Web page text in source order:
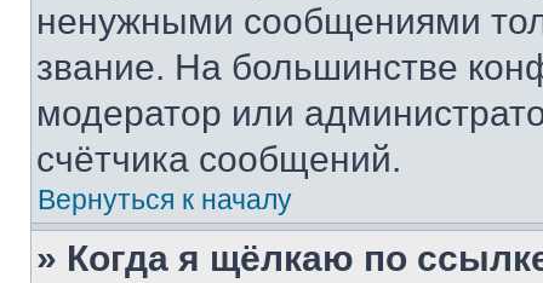
ненужными сообщениями
звание. На большинстве
модератор или
счётчика сообщений.
Вернуться к началу
» Когда я щёлкаю по